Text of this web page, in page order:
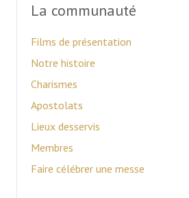
La communauté
Films de présentation
Notre histoire
Charismes
Apostolats
Lieux desservis
Membres
Faire célébrer une messe